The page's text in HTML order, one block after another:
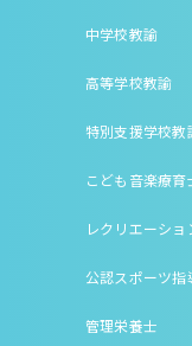
中学校教諭
高等学校教諭
特別支援学校教
こども音楽療育
レクリエーシ
公認スポーツ指
管理栄養士